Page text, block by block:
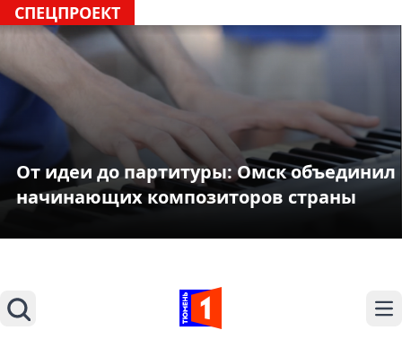
СПЕЦПРОЕКТ
От идеи до партитуры: Омск объединил
начинающих композиторов страны
Поиск